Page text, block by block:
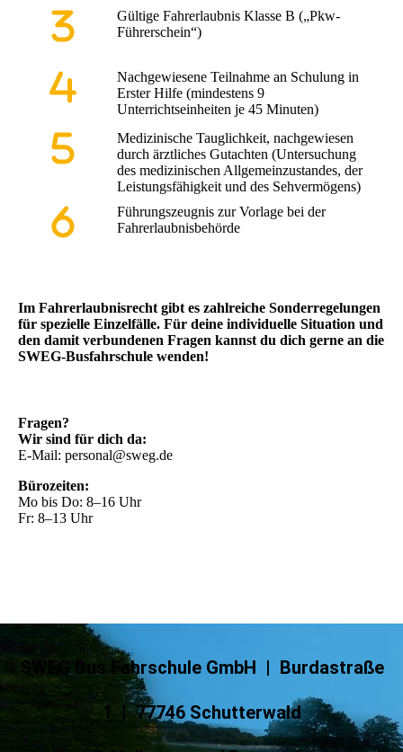
Gültige Fahrerlaubnis Klasse B („Pkw-
Führerschein“)
Nachgewiesene Teilnahme an Schulung in
Erster Hilfe (mindestens 9
Unterrichtseinheiten je 45 Minuten)
Medizinische Tauglichkeit, nachgewiesen
durch ärztliches Gutachten (Untersuchung
des medizinischen Allgemeinzustandes, der
Leistungsfähigkeit und des Sehvermögens)
Führungszeugnis zur Vorlage bei der
Fahrerlaubnisbehörde
Im Fahrerlaubnisrecht gibt es zahlreiche Sonderregelungen
für spezielle Einzelfälle. Für deine individuelle Situation und
den damit verbundenen Fragen kannst du dich gerne an die
SWEG-Busfahrschule wenden!
Fragen?
Wir sind für dich da:
E-Mail: personal@sweg.de
Bürozeiten:
Mo bis Do: 8–16 Uhr
Fr: 8–13 Uhr
SWEG Bus Fahrschule GmbH | Burdastraße
1 | 77746 Schutterwald